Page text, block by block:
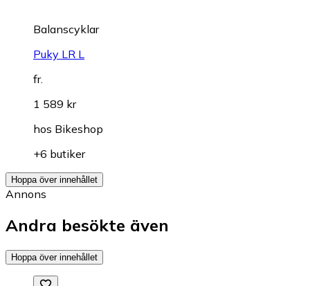
Balanscyklar
Puky LR L
fr.
1 589 kr
hos Bikeshop
+6 butiker
Hoppa över innehållet
Annons
Andra besökte även
Hoppa över innehållet